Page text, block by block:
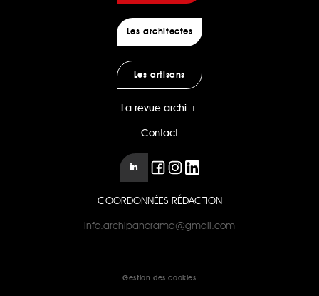
Les architectes
Les artisans
La revue archi +
Contact
COORDONNÉES RÉDACTION
info.archipanorama@gmail.com
Gestion des cookies